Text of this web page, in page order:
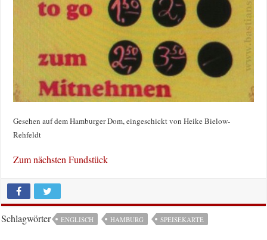
Gesehen auf dem Hamburger Dom, eingeschickt von Heike Bielow-
Rehfeldt
Zum nächsten Fundstück
Schlagwörter ENGLISCH HAMBURG SPEISEKARTE